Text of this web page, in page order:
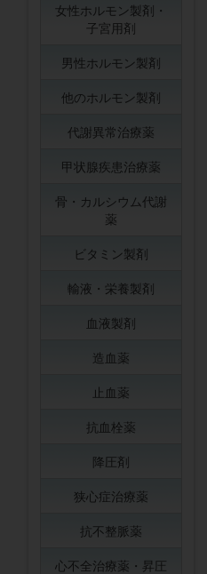
女性ホルモン製剤・
子宮用剤
男性ホルモン製剤
他のホルモン製剤
代謝異常治療薬
甲状腺疾患治療薬
骨・カルシウム代謝
薬
ビタミン製剤
輸液・栄養製剤
血液製剤
造血薬
止血薬
抗血栓薬
降圧剤
狭心症治療薬
抗不整脈薬
心不全治療薬・昇圧